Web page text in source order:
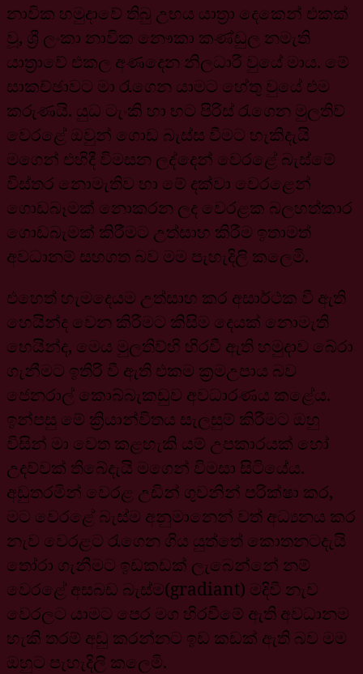
නාවික හමුදාවේ තිබු උභය යාත්‍රා දෙකෙන් එකක්
වූ, ශ්‍රී ලංකා නාවික නෞකා කණ්ඩුල නමැති
යාත්‍රාවේ එකල අණදෙන නිලධාරී වුයේ මාය. මේ
සාකච්ඡාවට මා රැගෙන යාමට හේතු වුයේ එම
කරුණයි. යුධ ටැංකි හා භට පිරිස් රැගෙන මුලතිව්
වෙරළේ ඔවුන් ගොඩ බැස්ස වීමට හැකිදැයි
මගෙන් එහිදී විමසන ලද්දෙන් වෙරළේ බැස්මේ
විස්තර නොමැතිව හා මේ දක්වා වෙරළෙන්
ගොඩබෑමක් නොකරන ලද වෙරළක බලහත්කාර
ගොඩබැමක් කිරීමට උත්සාහ කිරීම ඉතාමත්
අවධානම් සහගත බව මම පැහැදිලි කලෙමි.
එහෙත් හැමදෙයම උත්සාහ කර අසාර්ථක වී ඇති
හෙයින්ද වෙන කිරීමට කිසිම දෙයක් නොමැති
හෙයින්ද, මෙය මුලතිව්හි හිරවී ඇති හමුදාව බේරා
ගැනීමට ඉතිරි වී ඇති එකම ක්‍රමඋපාය බව
ජෙනරාල් කොබ්බැකඩුව අවධාරණය කළේය.
ඉන්පසු මේ ක්‍රියාන්විතය සැලසුම් කිරීමට ඔහු
විසින් මා වෙත කළහැකි යම් උපකාරයක් හෝ
උදව්වක් තිබේදැයි මගෙන් විමසා සිටියේය.
අඩුතරමින් වෙරළ උඩින් ගුවනින් පරික්ෂා කර,
මට වෙරළේ බැස්ම අනුමානෙන් වත් අධ්‍යනය කර
නැව වෙරළට රැගෙන ගිය යුත්තේ කොතනටදැයි
තෝරා ගැනීමට ඉඩකඩක් ලැබෙන්නේ නම්
වෙරළේ අසබඩ බැස්ම(gradiant) මදිවී නැව
වෙරලට යාමට පෙර මග හිරවීමේ ඇති අවධානම
හැකි තරම් අඩු කරන්නට ඉඩ කඩක් ඇති බව මම
ඔහුට පැහැදිලි කලෙමි.